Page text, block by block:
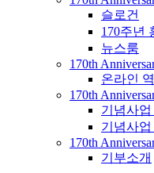
슬로건
170주년
뉴스룸
170th
온라인
170th
기념사업
기념사업
170th
기부소개